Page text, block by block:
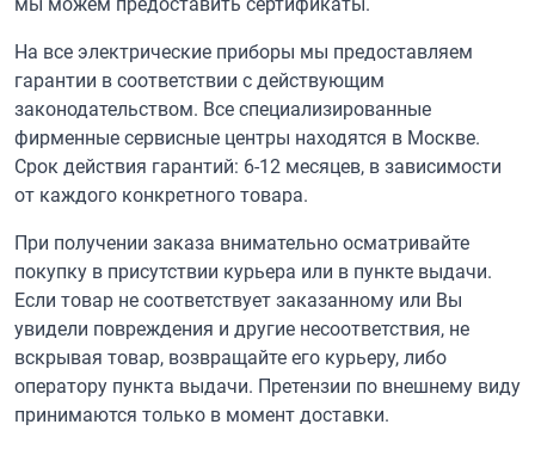
На все электрические приборы мы предоставляем
гарантии в соответствии с действующим
законодательством. Все специализированные
фирменные сервисные центры находятся в Москве.
Срок действия гарантий: 6-12 месяцев, в зависимости
от каждого конкретного товара.
При получении заказа внимательно осматривайте
покупку в присутствии курьера или в пункте выдачи.
Если товар не соответствует заказанному или Вы
увидели повреждения и другие несоответствия, не
вскрывая товар, возвращайте его курьеру, либо
оператору пункта выдачи. Претензии по внешнему виду
принимаются только в момент доставки.